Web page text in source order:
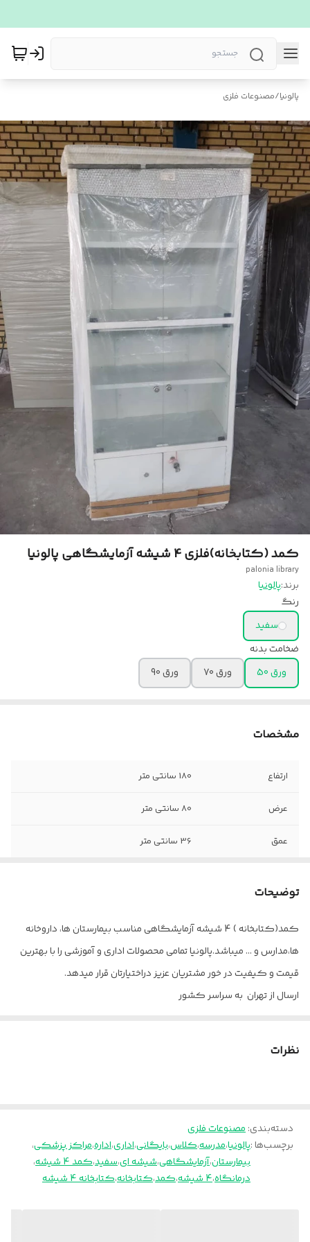
پالونیا/مصنوعات فلزی
کمد (کتابخانه)فلزی 4 شیشه آزمایشگاهی پالونیا
palonia library
برند:پالونیا
رنگ
سفید
ضخامت بدنه
ورق 50
ورق 70 ورق 90
مشخصات
ارتفاع 180 سانتی متر
عرض 80 سانتی متر
عمق 36 سانتی متر
توضیحات
کمد(کتابخانه ) 4 شیشه آزمایشگاهی مناسب بیمارستان ها، داروخانه
ها،مدارس و ... میباشد.پالونیا تمامی محصولات اداری و آموزشی را با بهترین
قیمت و کیفیت در خور مشتریان عزیز دراختیارتان قرار میدهد.
ارسال از تهران به سراسر کشور
نظرات
دسته‌بندی:مصنوعات فلزی
برچسب‌ها :پالونیا،مدرسه،کلاس،بایگانی،اداری،اداره،مراکز پزشکی،
بیمارستان،آزمایشگاهی،شیشه ای،سفید،کمد 4 شیشه
،
درمانگاه،4 شیشه ،کمد،کتابخانه،کتابخانه 4 شیشه